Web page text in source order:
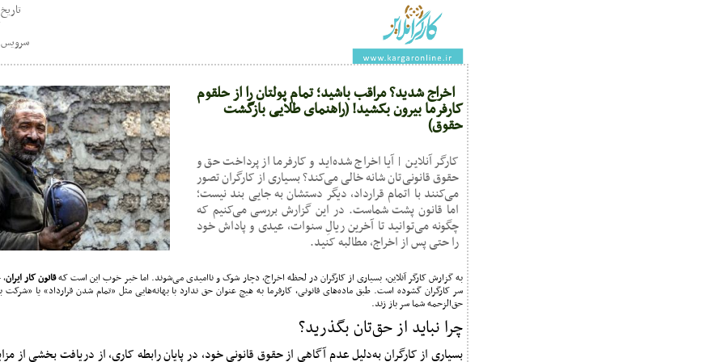
تاریخ : 01:24 -
سرویس
اخراج شدید؟ مراقب باشید؛ تمام پولتان را از حلقوم
کارفرما بیرون بکشید! (راهنمای طلایی بازگشت
حقوق)
کارگر آنلاین | آیا اخراج شده‌اید و کارفرما از پرداخت حق و
حقوق قانونی‌تان شانه خالی می‌کند؟ بسیاری از کارگران تصور
می‌کنند با اتمام قرارداد، دیگر دستشان به جایی بند نیست؛
اما قانون پشت شماست. در این گزارش بررسی می‌کنیم که
چگونه می‌توانید تا آخرین ریالِ سنوات، عیدی و پاداش خود
را حتی پس از اخراج، مطالبه کنید.
به گزارش کارگر آنلاین، بسیاری از کارگران در لحظه اخراج، دچار شوک و ناامیدی می‌شوند. اما خبر خوب این است کهقانون کار ایران
سر کارگران گشوده است. طبق ماده‌های قانونی، کارفرما به هیچ عنوان حق ندارد با بهانه‌هایی مثل «تمام شدن قرارداد» یا «شرکت
حق‌الزحمه شما سر باز زند.
چرا نباید از حق‌تان بگذرید؟
بسیاری از کارگران به‌دلیل عدم آگاهی از حقوق قانونی خود، در پایان رابطه کاری، از دریافت بخشی از